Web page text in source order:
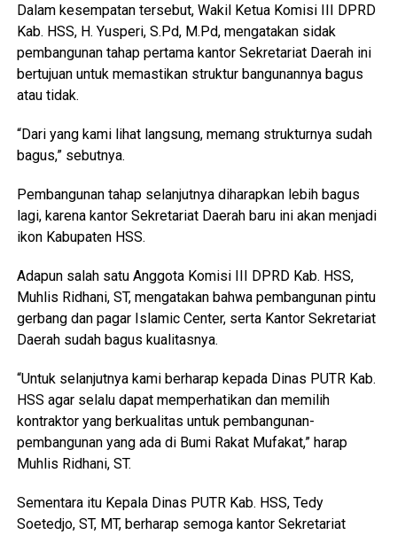
Dalam kesempatan tersebut, Wakil Ketua Komisi III DPRD
Kab. HSS, H. Yusperi, S.Pd, M.Pd, mengatakan sidak
pembangunan tahap pertama kantor Sekretariat Daerah ini
bertujuan untuk memastikan struktur bangunannya bagus
atau tidak.
“Dari yang kami lihat langsung, memang strukturnya sudah
bagus,” sebutnya.
Pembangunan tahap selanjutnya diharapkan lebih bagus
lagi, karena kantor Sekretariat Daerah baru ini akan menjadi
ikon Kabupaten HSS.
Adapun salah satu Anggota Komisi III DPRD Kab. HSS,
Muhlis Ridhani, ST, mengatakan bahwa pembangunan pintu
gerbang dan pagar Islamic Center, serta Kantor Sekretariat
Daerah sudah bagus kualitasnya.
“Untuk selanjutnya kami berharap kepada Dinas PUTR Kab.
HSS agar selalu dapat memperhatikan dan memilih
kontraktor yang berkualitas untuk pembangunan-
pembangunan yang ada di Bumi Rakat Mufakat,” harap
Muhlis Ridhani, ST.
Sementara itu Kepala Dinas PUTR Kab. HSS, Tedy
Soetedjo, ST, MT, berharap semoga kantor Sekretariat